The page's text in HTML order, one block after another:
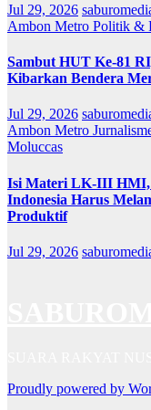
Jul 29, 2026
Ambon Metro Politik &
Sambut HUT Ke-81
Kibarkan Bendera
Jul 29, 2026
Ambon Metro
Moluccas
Isi Materi LK-III HMI,
Indonesia Harus
Produktif
Jul 29, 2026
Proudly powered by